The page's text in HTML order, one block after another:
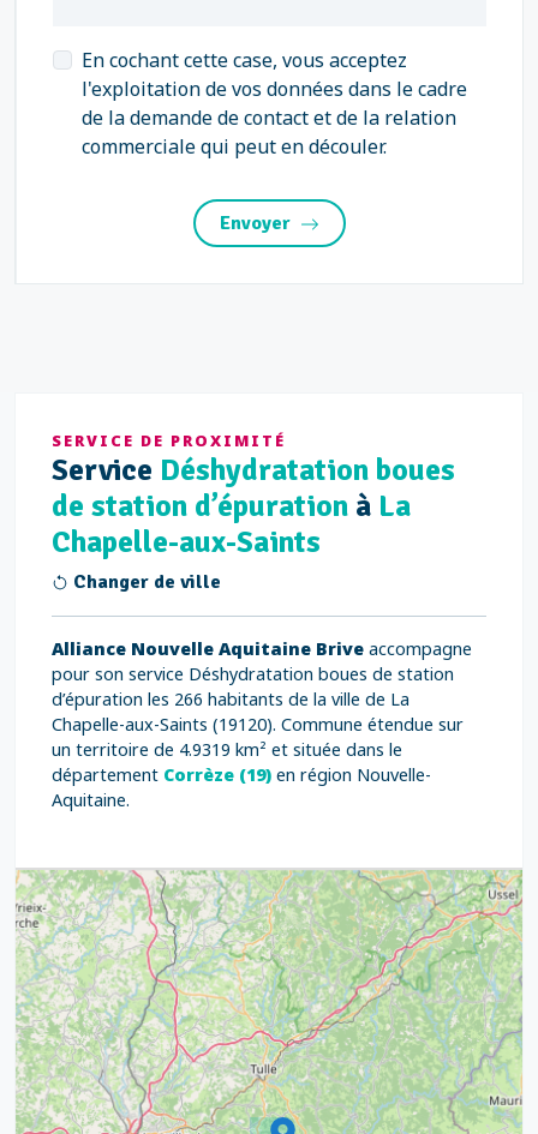
En cochant cette case, vous acceptez
l'exploitation de vos données dans le cadre
de la demande de contact et de la relation
commerciale qui peut en découler.
Envoyer
SERVICE DE PROXIMITÉ
Service Déshydratation boues
de station d’épuration à La
Chapelle-aux-Saints
Changer de ville
Alliance Nouvelle Aquitaine Brive accompagne
pour son service Déshydratation boues de station
d’épuration les 266 habitants de la ville de La
Chapelle-aux-Saints (19120). Commune étendue sur
un territoire de 4.9319 km² et située dans le
département Corrèze (19) en région Nouvelle-
Aquitaine.
3
6
6
5
6
6
12
7
8
6
7
8
17